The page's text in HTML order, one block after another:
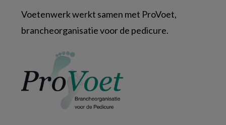
Voetenwerk werkt samen met ProVoet,
brancheorganisatie voor de pedicure.